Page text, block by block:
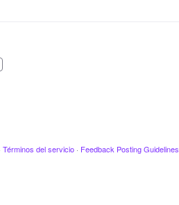
Términos del servicio · Feedback Posting Guidelines